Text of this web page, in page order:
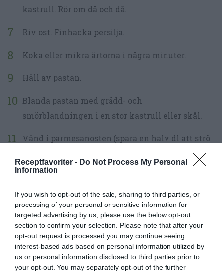
Receptfavoriter - Do Not Process My Personal
Information
If you wish to opt-out of the sale, sharing to third parties, or
processing of your personal or sensitive information for
targeted advertising by us, please use the below opt-out
section to confirm your selection. Please note that after your
opt-out request is processed you may continue seeing
interest-based ads based on personal information utilized by
us or personal information disclosed to third parties prior to
your opt-out. You may separately opt-out of the further
kastrull. Rör om då och då.
Riv ost. Finhacka persilja.
Koka eller mikra ärtorna i några minuter.
Häll av pastan.
Blanda pastan med grädd- och
smörblandningen i en stor kastrull eller skål.
Vänd i parmesanosten (spara en halv dl att strö
ärtorna.
Smaka av pastan med svartpeppar och salt.
Skiva kycklingfiléerna - gärna snett mot
köttfibrerna.
Servera pasta Alfredo med lite riven parmesan
och kycklingen på toppen.